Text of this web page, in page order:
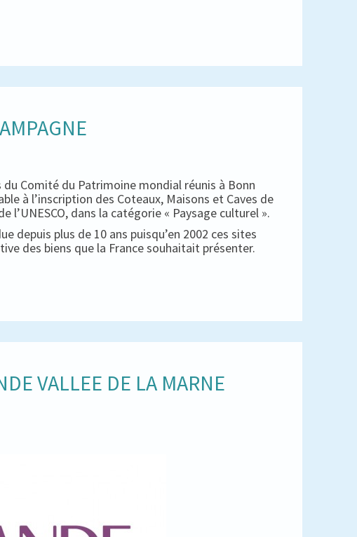
du Comité du Patrimoine mondial réunis à Bonn
à l’inscription des Coteaux, Maisons et Caves de
l’UNESCO, dans la catégorie « Paysage culturel ».
depuis plus de 10 ans puisqu’en 2002 ces sites
des biens que la France souhaitait présenter.
VALLEE DE LA MARNE